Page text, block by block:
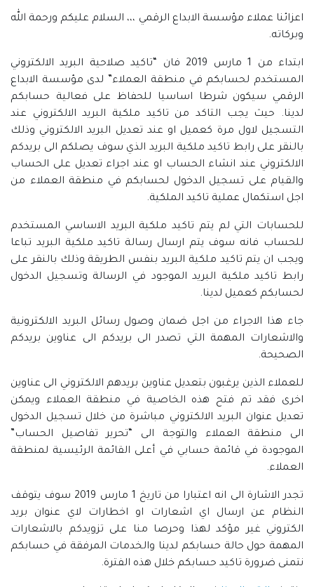
اعزائنا عملاء مؤسسة الابداع الرقمي ،،، السلام عليكم ورحمة الله
وبركاته.
ابتداء من 1 مارس 2019 فان “تاكيد صلاحية البريد الالكتروني
المستخدم لحسابكم في منطقة العملاء” لدى مؤسسة الابداع
الرقمي سيكون شرطا اساسيا للحفاظ على فعالية حسابكم
لدينا. حيث يجب التاكد من تاكيد ملكية البريد الالكتروني عند
التسجيل لاول مرة كعميل او عند تعديل البريد الالكتروني وذلك
بالنقر على رابط تاكيد ملكية البريد الذي سوف يصلكم الى بريدكم
الالكتروني عند انشاء الحساب او عند اجراء تعديل على الحساب
والقيام على تسجيل الدخول لحسابكم في منطقة العملاء من
اجل استكمال عملية تاكيد الملكية.
للحسابات التي لم يتم تاكيد ملكية البريد الاساسي المستخدم
للحساب فانه سوف يتم ارسال رسالة تاكيد ملكية البريد تباعا
ويجب ان يتم تاكيد ملكية البريد بنفس الطريقة وذلك بالنقر على
رابط تاكيد ملكية البريد الموجود في الرسالة وتسجيل الدخول
لحسابكم كعميل لدينا.
جاء هذا الاجراء من اجل ضمان وصول رسائل البريد الالكترونية
والاشعارات المهمة التي تصدر الى بريدكم الى عناوين بريدكم
الصحيحة.
للعملاء الذين يرغبون بتعديل عناوين بريدهم الالكتروني الى عناوين
اخرى فقد تم فتح هذه الخاصية في منطقة العملاء ويمكن
تعديل عنوان البريد الالكتروني مباشرة من خلال تسجيل الدخول
الى منطقة العملاء والتوجة الى “تحرير تفاصيل الحساب”
الموجودة في قائمة حسابي في أعلى القائمة الرئيسية لمنطقة
العملاء.
تجدر الاشارة الى انه اعتبارا من تاريخ 1 مارس 2019 سوف يتوقف
النظام عن ارسال اي اشعارات او اخطارات لاي عنوان بريد
الكتروني غير مؤكد لهذا وحرصا منا على تزويدكم بالاشعارات
المهمة حول حالة حسابكم لدينا والخدمات المرفقة في حسابكم
نتمنى ضرورة تاكيد حسابكم خلال هذه الفترة.